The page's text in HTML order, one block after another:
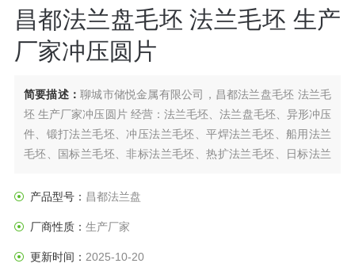
昌都法兰盘毛坯 法兰毛坯 生产
厂家冲压圆片
简要描述：聊城市储悦金属有限公司，昌都法兰盘毛坯 法兰毛
坯 生产厂家冲压圆片 经营：法兰毛坯、法兰盘毛坯、异形冲压
件、锻打法兰毛坯、冲压法兰毛坯、平焊法兰毛坯、船用法兰
毛坯、国标兰毛坯、非标法兰毛坯、热扩法兰毛坯、日标法兰
产品型号： 昌都法兰盘
厂商性质： 生产厂家
更新时间： 2025-10-20